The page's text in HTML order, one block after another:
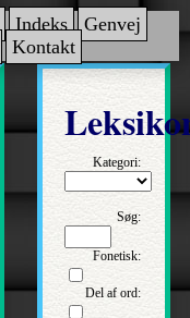
Indeks
Genvej
Kontakt
Kategori:
Søg:
Fonetisk:
Del af ord: